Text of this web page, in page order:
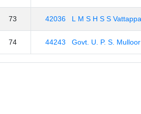
73 42036 L M S H S S
74 44243 Govt. U. P. S.